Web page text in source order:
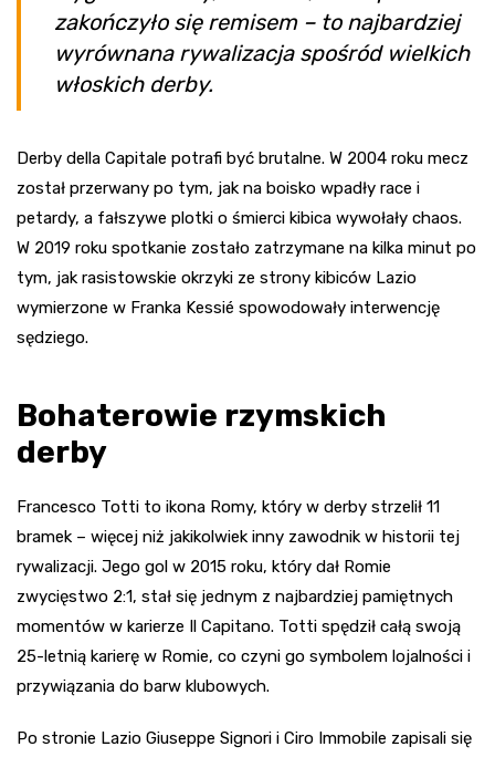
zakończyło się remisem – to najbardziej
wyrównana rywalizacja spośród wielkich
włoskich derby.
Derby della Capitale potrafi być brutalne. W 2004 roku mecz
został przerwany po tym, jak na boisko wpadły race i
petardy, a fałszywe plotki o śmierci kibica wywołały chaos.
W 2019 roku spotkanie zostało zatrzymane na kilka minut po
tym, jak rasistowskie okrzyki ze strony kibiców Lazio
wymierzone w Franka Kessié spowodowały interwencję
sędziego.
Bohaterowie rzymskich
derby
Francesco Totti to ikona Romy, który w derby strzelił 11
bramek – więcej niż jakikolwiek inny zawodnik w historii tej
rywalizacji. Jego gol w 2015 roku, który dał Romie
zwycięstwo 2:1, stał się jednym z najbardziej pamiętnych
momentów w karierze Il Capitano. Totti spędził całą swoją
25-letnią karierę w Romie, co czyni go symbolem lojalności i
przywiązania do barw klubowych.
Po stronie Lazio Giuseppe Signori i Ciro Immobile zapisali się